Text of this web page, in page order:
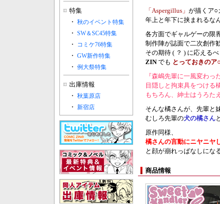
特集
・ 秋のイベント特集
・ SW＆SC45特集
・ コミケ76特集
・ GW新作特集
・ 例大祭特集
出庫情報
・ 秋葉原店
・ 新宿店
「Aspergillus」 が描くア○
年上と年下に挟まれる
各方面でギャルゲーの限
制作陣が誌面で二次創作
その期待 ( ？ ) に応える
ZINでも とっておきのア
『森嶋先輩に一風変わ
目隠しと拘束具をつける
もちろん、紳士はうろ
そんな橘さんが、先輩と
むしろ先輩の犬の橘さん
原作同様、
橘さんの言動にニヤニヤ
と顔が崩れっぱなしにな
商品情報